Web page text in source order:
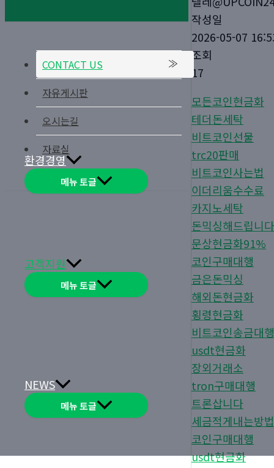
환경경영
메뉴 토글
고객지원
메뉴 토글
NEWS
메뉴 토글
CONTACT US
자유게시판
오시는길
자료실
작성일
2026-05-07
조회
17
모든코인현금화
테더돈세탁
비트코인선물
trc20판매
비트코인사는법
이더리움수수료
카지노세탁
돈믹싱해드립니다
문상현금화91%
코인구매대행
금은돈믹싱
해외돈현금화
횡령현금화
비트코인송금대행
usdt현금화
장외거래소
tron구매대행
트론삽니다
세금적게내는방법
코인구매대행
usdt현금화